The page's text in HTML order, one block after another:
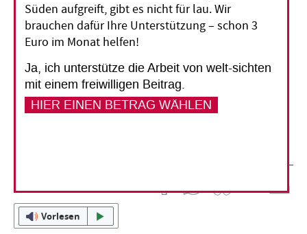
Die EU und Mexiko
ordnen ihren Handel neu
Das geplante Handelsabkommen der EU mit
Mexiko steht im Schatten des Paktes mit den
Mercosur-Staaten, provoziert aber ähnliche
Vorlesen
Süden aufgreift, gibt es nicht für lau. Wir
brauchen dafür Ihre Unterstützung – schon 3
Euro im Monat helfen!
Ja, ich unterstütze die Arbeit von welt-sichten
mit einem freiwilligen Beitrag.
HIER EINEN BETRAG WÄHLEN